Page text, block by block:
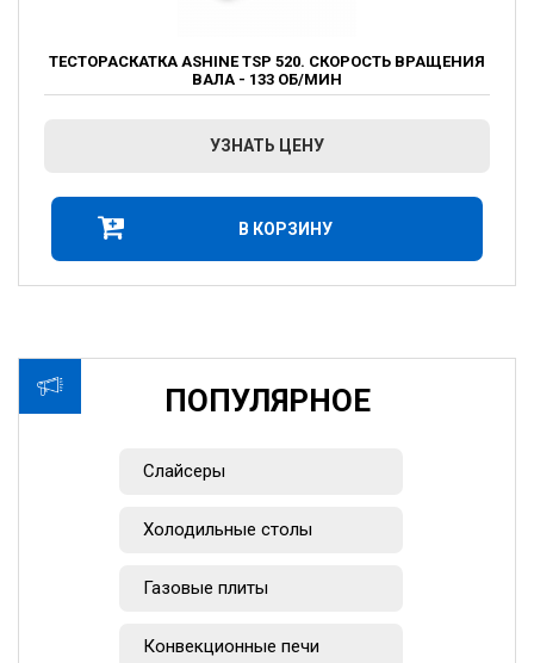
ТЕСТОРАСКАТКА ASHINE TSP 520. СКОРОСТЬ ВРАЩЕНИЯ
ВАЛА - 133 ОБ/МИН
УЗНАТЬ ЦЕНУ
В КОРЗИНУ
ПОПУЛЯРНОЕ
Слайсеры
Холодильные столы
Газовые плиты
Конвекционные печи